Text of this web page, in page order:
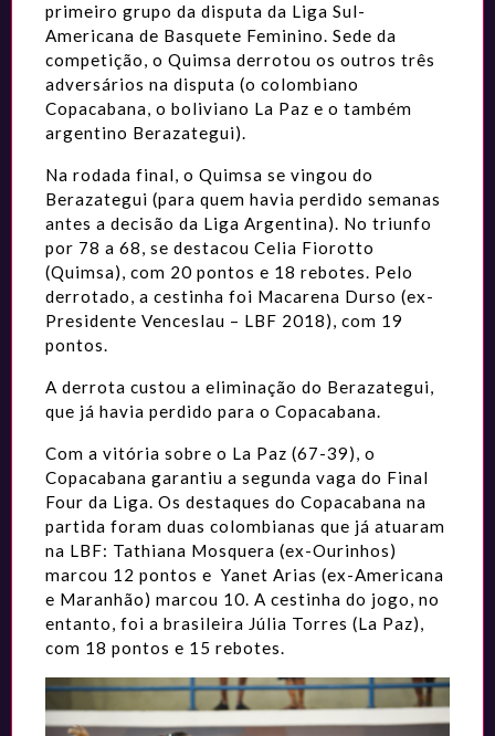
primeiro grupo da disputa da Liga Sul-
Americana de Basquete Feminino. Sede da
competição, o Quimsa derrotou os outros três
adversários na disputa (o colombiano
Copacabana, o boliviano La Paz e o também
argentino Berazategui).
Na rodada final, o Quimsa se vingou do
Berazategui (para quem havia perdido semanas
antes a decisão da Liga Argentina). No triunfo
por 78 a 68, se destacou Celia Fiorotto
(Quimsa), com 20 pontos e 18 rebotes. Pelo
derrotado, a cestinha foi Macarena Durso (ex-
Presidente Venceslau – LBF 2018), com 19
pontos.
A derrota custou a eliminação do Berazategui,
que já havia perdido para o Copacabana.
Com a vitória sobre o La Paz (67-39), o
Copacabana garantiu a segunda vaga do Final
Four da Liga. Os destaques do Copacabana na
partida foram duas colombianas que já atuaram
na LBF: Tathiana Mosquera (ex-Ourinhos)
marcou 12 pontos e Yanet Arias (ex-Americana
e Maranhão) marcou 10. A cestinha do jogo, no
entanto, foi a brasileira Júlia Torres (La Paz),
com 18 pontos e 15 rebotes.